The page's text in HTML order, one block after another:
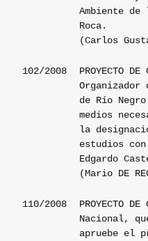
Ambiente
Roca.
(Carlos
102/2008
PROYECTO
de Río
medios
la
estudios con
Edgardo
(Mario DE
110/2008
PROYECTO
Nacional,
apruebe el